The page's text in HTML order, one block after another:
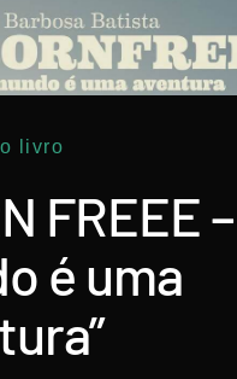
(Islândia)
livro
FREEE
é uma